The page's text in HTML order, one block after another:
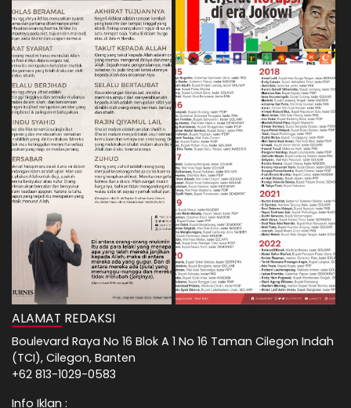
ALAMAT REDAKSI
Boulevard Raya No 16 Blok A 1 No 16 Taman Cilegon Indah
(TCI), Cilegon, Banten
+62 813-1029-0583
Info Iklan :